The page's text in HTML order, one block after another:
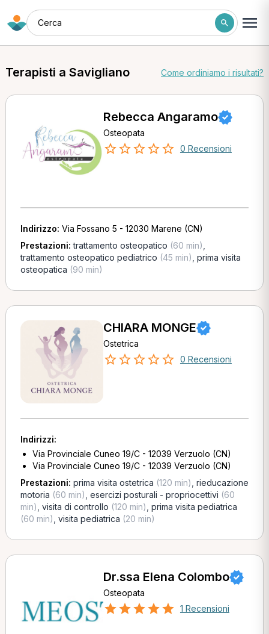
Cerca
Terapisti a Savigliano Come ordiniamo i risultati?
Rebecca Angaramo
Osteopata
0 Recensioni
Indirizzo: Via Fossano 5 - 12030 Marene (CN)
Prestazioni:trattamento osteopatico (60 min)
trattamento osteopatico pediatrico (45 min) prima visita
osteopatica (90 min)
CHIARA MONGE
Ostetrica
0 Recensioni
Indirizzi:
Via Provinciale Cuneo 19/C - 12039 Verzuolo (CN)
Via Provinciale Cuneo 19/C - 12039 Verzuolo (CN)
Prestazioni: prima visita ostetrica (120 min) rieducazione
motoria (60 min) esercizi posturali - propriocettivi (60
min) visita di controllo (120 min) prima visita pediatrica
(60 min) visita pediatrica (20 min)
Dr.ssa Elena Colombo
Osteopata
1 Recensioni